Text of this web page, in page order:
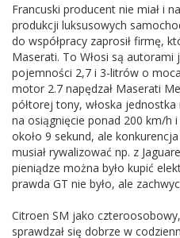
Francuski producent nie miał i
produkcji luksusowych
do współpracy zaprosił firmę,
Maserati. To Włosi są
pojemności 2,7 i 3-litrów o
motor 2.7 napędzał Maserati
półtorej tony, włoska jednostka
na osiągnięcie ponad 200 km/h
około 9 sekund, ale
musiał rywalizować np. z
pieniądze można było kupić
prawda GT nie było, ale
Citroen SM jako
sprawdzał się dobrze w